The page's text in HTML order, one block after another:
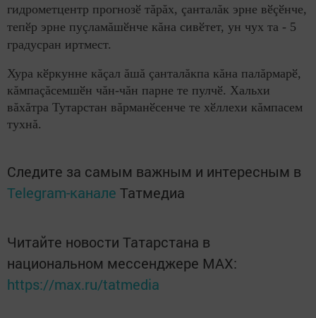
гидрометцентр прогнозӗ тăрăх, çанталăк эрне вӗçӗнче,
тепӗр эрне пуçламăшӗнче кăна сивӗтет, ун чух та - 5
градусран иртмест.
Хура кӗркунне кăçал ăшă çанталăкпа кăна палăрмарӗ,
кăмпаçăсемшӗн чăн-чăн парне те пулчӗ. Хальхи
вăхăтра Тутарстан вăрманӗсенче те хӗллехи кăмпасем
тухнă.
Следите за самым важным и интересным в
Telegram-канале Татмедиа
Читайте новости Татарстана в
национальном мессенджере MАХ:
https://max.ru/tatmedia